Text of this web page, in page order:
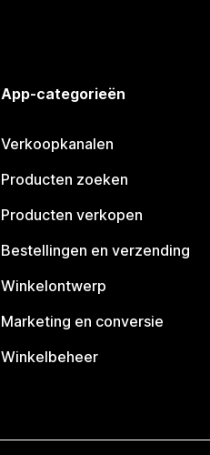
App-categorieën
Verkoopkanalen
Producten zoeken
Producten verkopen
Bestellingen en verzending
Winkelontwerp
Marketing en conversie
Winkelbeheer